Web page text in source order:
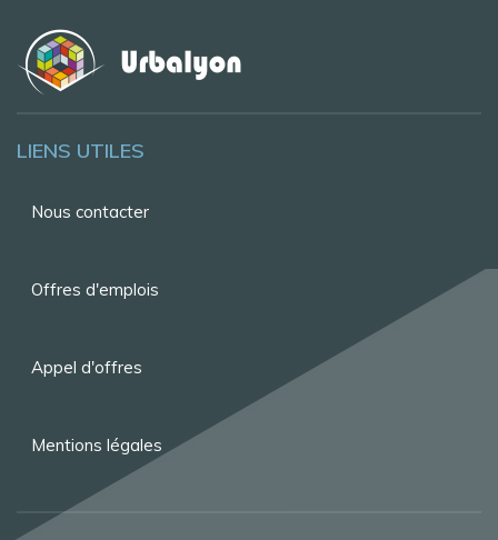
LIENS UTILES
Menu
de
Nous contacter
Offres d'emplois
Appel d'offres
Mentions légales